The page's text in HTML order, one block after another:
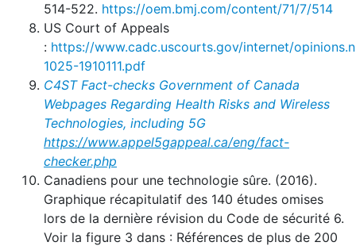
514-522. https://oem.bmj.com/content/71/7/514
US Court of Appeals
: https://www.cadc.uscourts.gov/internet/
1025-1910111.pdf
C4ST Fact-checks Government of Canada
Webpages Regarding Health Risks and Wireless
Technologies, including 5G
https://www.appel5gappeal.ca/eng/fact-
checker.php
Canadiens pour une technologie sûre. (2016).
Graphique récapitulatif des 140 études omises
lors de la dernière révision du Code de sécurité 6.
Voir la figure 3 dans : Références de plus de 200